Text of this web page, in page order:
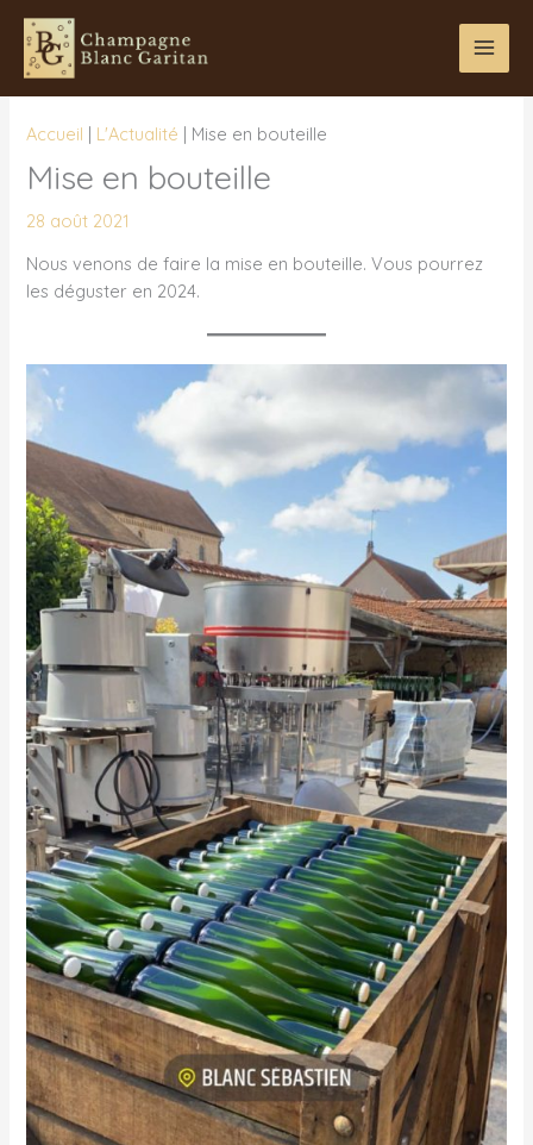
Aller
contenu
Accueil | L'Actualité | Mise en bouteille
Mise en bouteille
28 août 2021
Nous venons de faire la mise en bouteille. Vous pourrez
les déguster en 2024.